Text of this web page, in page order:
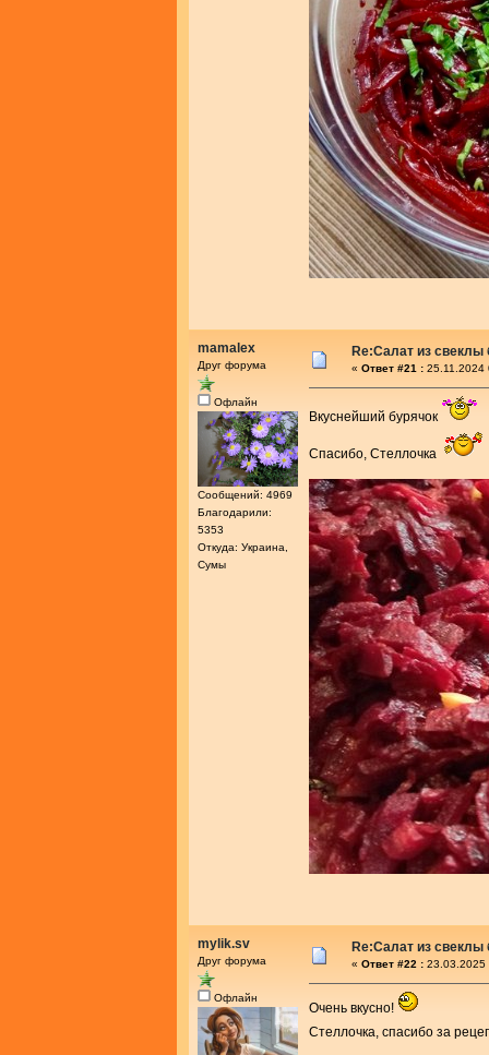
mamalex
Друг форума
Офлайн
Сообщений: 4969
Благодарили:
5353
Откуда: Украина,
Сумы
Re:Салат из свеклы
« Ответ #21 : 25.11.2024
Вкуснейший бурячок
Спасибо, Стеллочка
mylik.sv
Друг форума
Офлайн
Re:Салат из свеклы
« Ответ #22 : 23.03.2025
Очень вкусно!
Стеллочка, спасибо за